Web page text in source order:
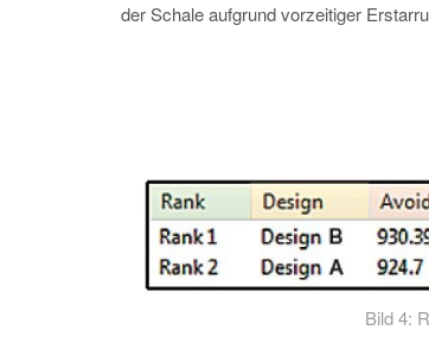
der Schale aufgrund vorzeitiger
Bild 4: